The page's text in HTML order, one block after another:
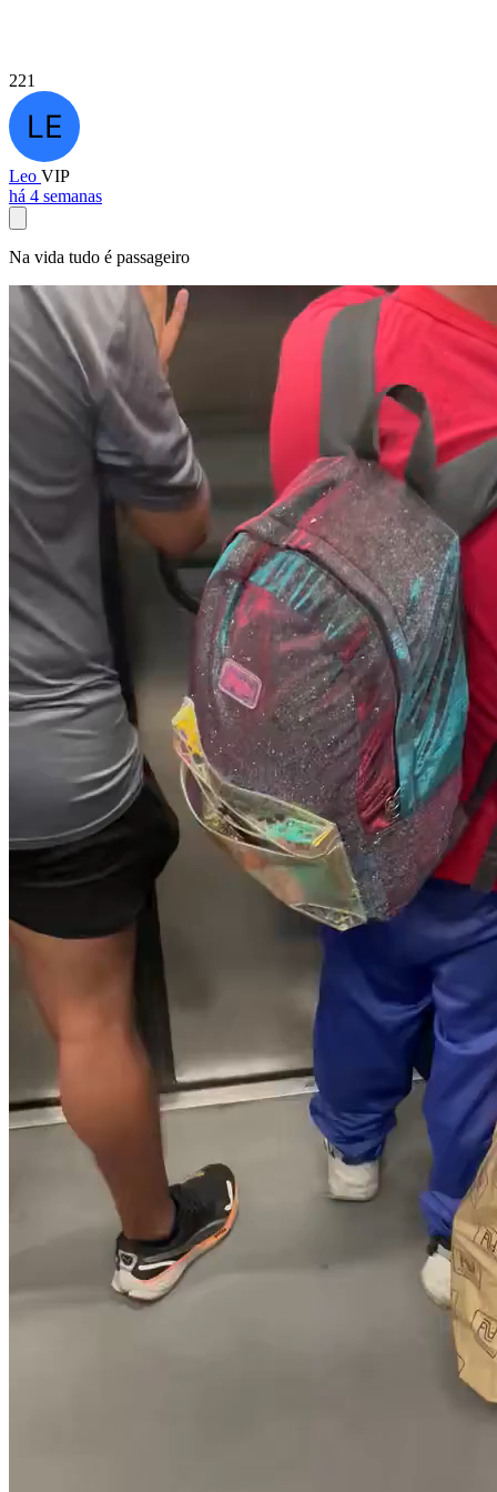
221
Leo VIP
há 4 semanas
Na vida tudo é passageiro